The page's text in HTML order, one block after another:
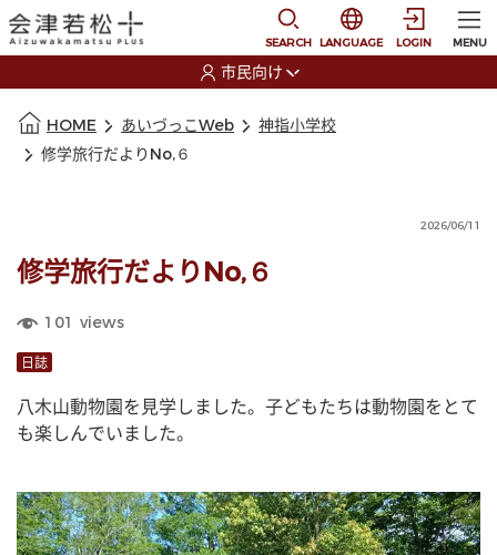
SEARCH
選択すると言語の切
LANGUAGE LOGIN MENU
市民向け
HOME あいづっこWeb
神指小学校
修学旅行だよりNo,６
2026/06/11
修学旅行だよりNo,６
101 views
日誌
八木山動物園を見学しました。子どもたちは動物園をとて
も楽しんでいました。